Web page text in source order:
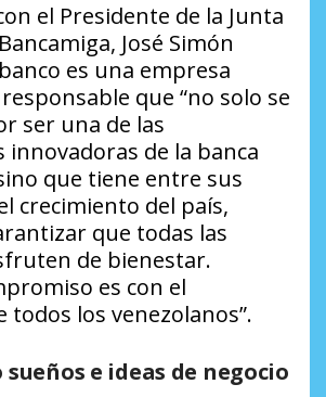
el Presidente de la Junta
José Simón
es una empresa
que “no solo se
ser una de las
de la banca
que tiene entre sus
crecimiento del país,
que todas las
de bienestar.
es con el
todos los venezolanos”.
e ideas de negocio